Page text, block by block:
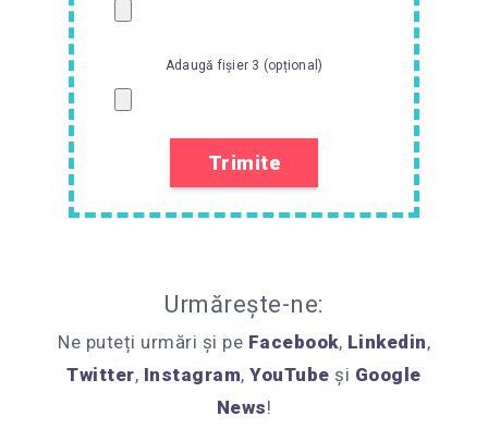
Adaugă fișier 3 (opțional)
Urmărește-ne:
Ne puteți urmări și pe Facebook, Linkedin,
Twitter, Instagram,YouTube și Google
News!